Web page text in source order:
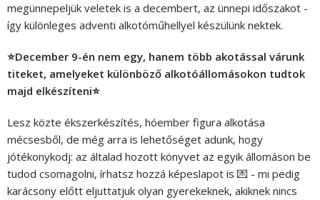
megünnepeljük veletek is a decembert, az ünnepi időszakot -
így különleges adventi alkotóműhellyel készülünk nektek.
⭐December 9-én nem egy, hanem több akotással várunk
titeket, amelyeket különböző alkotóállomásokon tudtok
majd elkészíteni⭐
Lesz közte ékszerkészítés, hóember figura alkotása
mécsesből, de még arra is lehetőséget adunk, hogy
jótékonykodj: az általad hozott könyvet az egyik állomáson be
tudod csomagolni, írhatsz hozzá képeslapot is 💌 - mi pedig
karácsony előtt eljuttatjuk olyan gyerekeknek, akiknek nincs